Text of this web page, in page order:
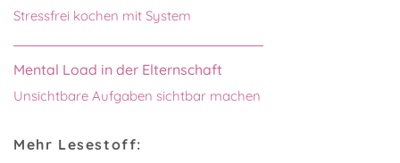
Stressfrei kochen mit System
Mental Load in der Elternschaft
Unsichtbare Aufgaben sichtbar machen
Mehr Lesestoff: